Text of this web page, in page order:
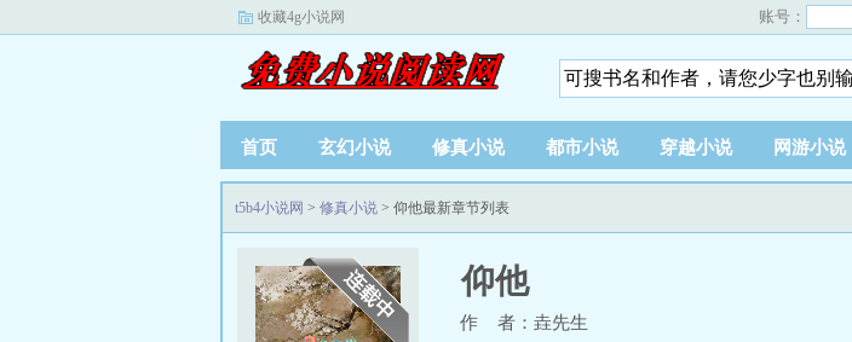
收藏4g小说网 账号：
首页 玄幻小说 修真小说 都市小说 穿越小说 网游小说
t5b4小说网 > 修真小说 > 仰他最新章节列表
仰他
作 者：垚先生